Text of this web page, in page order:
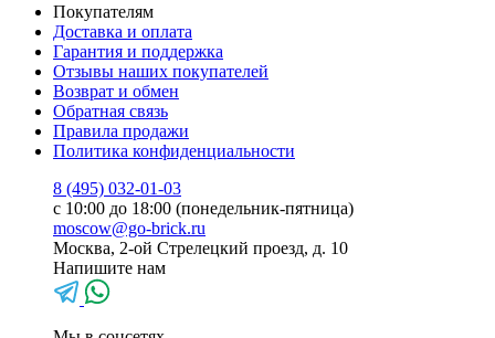
Покупателям
Доставка и оплата
Гарантия и поддержка
Отзывы наших покупателей
Возврат и обмен
Обратная связь
Правила продажи
Политика конфиденциальности
8 (495) 032-01-03
с 10:00 до 18:00 (понедельник-пятница)
moscow@go-brick.ru
Москва, 2-ой Стрелецкий проезд, д. 10
Напишите нам